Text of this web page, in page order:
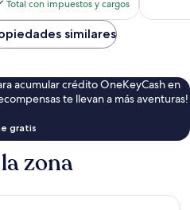
es
de
$291
Total con impuestos y cargos
similares
acumular crédito OneKeyCash en
te llevan a más aventuras!
gratis
zona